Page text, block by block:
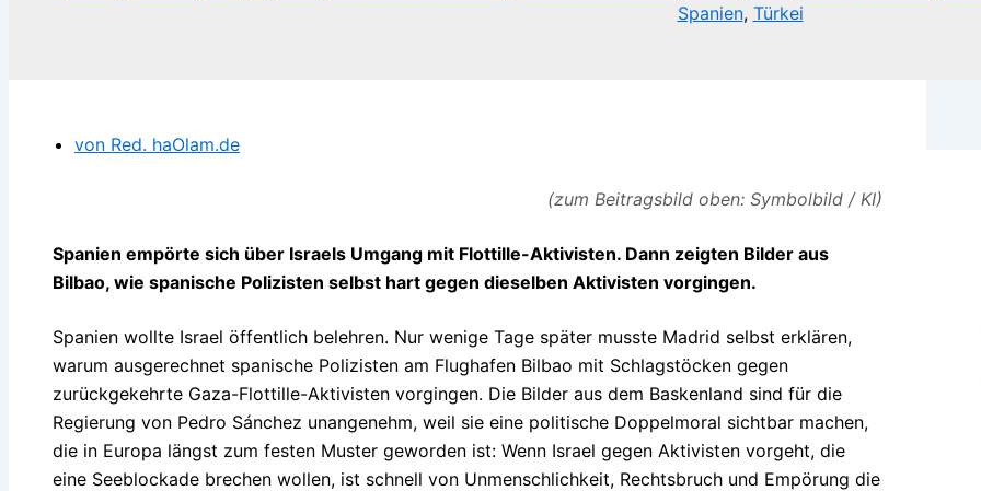
Spanien, Türkei
von Red. haOlam.de
(zum Beitragsbild oben: Symbolbild / KI)
Spanien empörte sich über Israels Umgang mit Flottille-Aktivisten. Dann zeigten Bilder aus
Bilbao, wie spanische Polizisten selbst hart gegen dieselben Aktivisten vorgingen.
Spanien wollte Israel öffentlich belehren. Nur wenige Tage später musste Madrid selbst erklären,
warum ausgerechnet spanische Polizisten am Flughafen Bilbao mit Schlagstöcken gegen
zurückgekehrte Gaza-Flottille-Aktivisten vorgingen. Die Bilder aus dem Baskenland sind für die
Regierung von Pedro Sánchez unangenehm, weil sie eine politische Doppelmoral sichtbar machen,
die in Europa längst zum festen Muster geworden ist: Wenn Israel gegen Aktivisten vorgeht, die
eine Seeblockade brechen wollen, ist schnell von Unmenschlichkeit, Rechtsbruch und Empörung die